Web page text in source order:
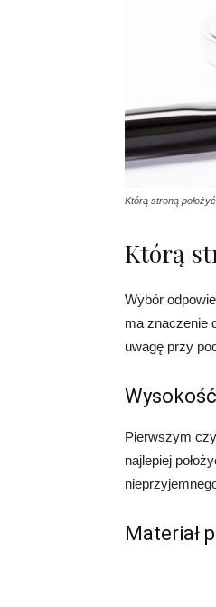
Którą stroną
Którą
Wybór
ma znaczenie
uwagę przy
Pierwszym
najlepiej
Materiał